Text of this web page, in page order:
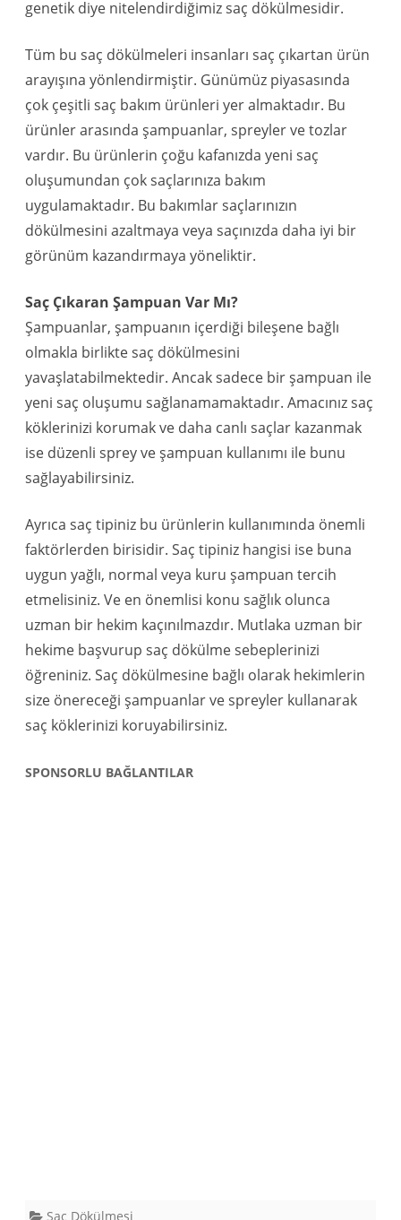
genetik diye nitelendirdiğimiz saç dökülmesidir.
Tüm bu saç dökülmeleri insanları saç çıkartan ürün
arayışına yönlendirmiştir. Günümüz piyasasında
çok çeşitli saç bakım ürünleri yer almaktadır. Bu
ürünler arasında şampuanlar, spreyler ve tozlar
vardır. Bu ürünlerin çoğu kafanızda yeni saç
oluşumundan çok saçlarınıza bakım
uygulamaktadır. Bu bakımlar saçlarınızın
dökülmesini azaltmaya veya saçınızda daha iyi bir
görünüm kazandırmaya yöneliktir.
Saç Çıkaran Şampuan Var Mı?
Şampuanlar, şampuanın içerdiği bileşene bağlı
olmakla birlikte saç dökülmesini
yavaşlatabilmektedir. Ancak sadece bir şampuan ile
yeni saç oluşumu sağlanamamaktadır. Amacınız saç
köklerinizi korumak ve daha canlı saçlar kazanmak
ise düzenli sprey ve şampuan kullanımı ile bunu
sağlayabilirsiniz.
Ayrıca saç tipiniz bu ürünlerin kullanımında önemli
faktörlerden birisidir. Saç tipiniz hangisi ise buna
uygun yağlı, normal veya kuru şampuan tercih
etmelisiniz. Ve en önemlisi konu sağlık olunca
uzman bir hekim kaçınılmazdır. Mutlaka uzman bir
hekime başvurup saç dökülme sebeplerinizi
öğreniniz. Saç dökülmesine bağlı olarak hekimlerin
size önereceği şampuanlar ve spreyler kullanarak
saç köklerinizi koruyabilirsiniz.
SPONSORLU BAĞLANTILAR
Saç Dökülmesi